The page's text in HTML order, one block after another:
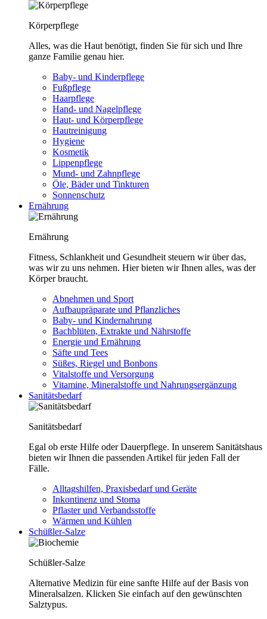
Körperpflege
Alles, was die Haut benötigt, finden Sie für sich und Ihre
ganze Familie genau hier.
Baby- und Kinderpflege
Fußpflege
Haarpflege
Hand- und Nagelpflege
Haut- und Körperpflege
Hautreinigung
Hygiene
Kosmetik
Lippenpflege
Mund- und Zahnpflege
Öle, Bäder und Tinkturen
Sonnenschutz
Ernährung
Ernährung
Fitness, Schlankheit und Gesundheit steuern wir über das,
was wir zu uns nehmen. Hier bieten wir Ihnen alles, was der
Körper braucht.
Abnehmen und Sport
Aufbaupräparate und Pflanzliches
Baby- und Kindernahrung
Bachblüten, Extrakte und Nährstoffe
Energie und Ernährung
Säfte und Tees
Süßes, Riegel und Bonbons
Vitalstoffe und Versorgung
Vitamine, Mineralstoffe und Nahrungsergänzung
Sanitätsbedarf
Sanitätsbedarf
Egal ob erste Hilfe oder Dauerpflege. In unserem Sanitätshaus
bieten wir Ihnen die passenden Artikel für jeden Fall der
Fälle.
Alltagshilfen, Praxisbedarf und Geräte
Inkontinenz und Stoma
Pflaster und Verbandsstoffe
Wärmen und Kühlen
Schüßler-Salze
Schüßler-Salze
Alternative Medizin für eine sanfte Hilfe auf der Basis von
Mineralsalzen. Klicken Sie einfach auf den gewünschten
Salztypus.